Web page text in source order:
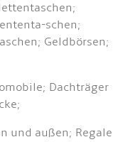
schen;
Geldbörsen;
Dachträger
und außen; Regale